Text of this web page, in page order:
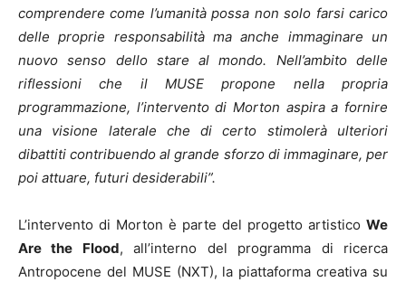
comprendere come l’umanità possa non solo farsi carico
delle proprie responsabilità ma anche immaginare un
nuovo senso dello stare al mondo. Nell’ambito delle
riflessioni che il MUSE propone nella propria
programmazione, l’intervento di Morton aspira a fornire
una visione laterale che di certo stimolerà ulteriori
dibattiti contribuendo al grande sforzo di immaginare, per
poi attuare, futuri desiderabili”.
L’intervento di Morton è parte del progetto artistico We
Are the Flood, all’interno del programma di ricerca
Antropocene del MUSE (NXT), la piattaforma creativa su